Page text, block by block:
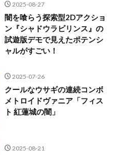
2025-08-27
闇を喰らう探索型2Dアクショ
ン『シャドウラビリンス』の
試遊版デモで見えたポテンシ
ャルがすごい！
2025-07-26
クールなウサギの連続コンボ
メトロイドヴァニア「フィス
ト 紅蓮城の闇」
2025-08-21